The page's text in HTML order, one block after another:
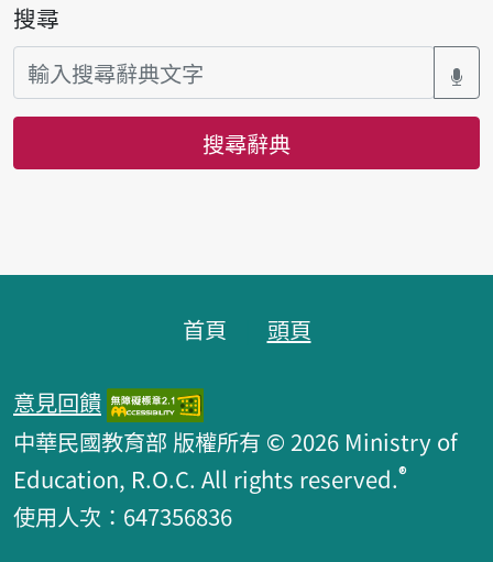
搜尋
搜尋辭典
首頁 頭頁
意見回饋
中華民國教育部 版權所有 © 2026 Ministry of
Education, R.O.C. All rights reserved.®
使用人次：647356836